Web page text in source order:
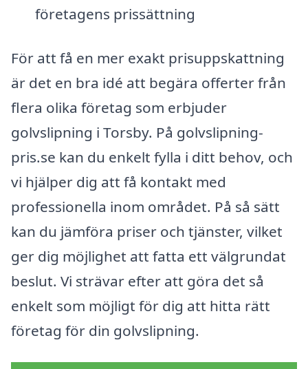
företagens prissättning
För att få en mer exakt prisuppskattning
är det en bra idé att begära offerter från
flera olika företag som erbjuder
golvslipning i Torsby. På golvslipning-
pris.se kan du enkelt fylla i ditt behov, och
vi hjälper dig att få kontakt med
professionella inom området. På så sätt
kan du jämföra priser och tjänster, vilket
ger dig möjlighet att fatta ett välgrundat
beslut. Vi strävar efter att göra det så
enkelt som möjligt för dig att hitta rätt
företag för din golvslipning.